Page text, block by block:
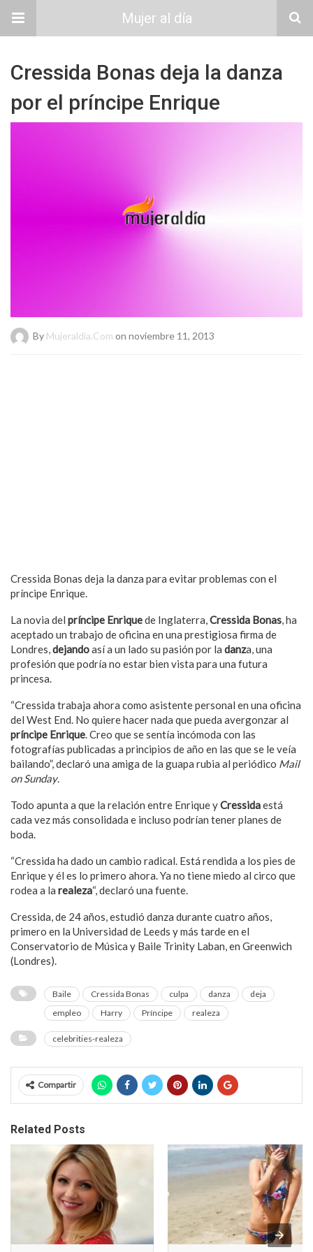
Mujer al día
Cressida Bonas deja la danza
por el príncipe Enrique
By Mujeraldia.com on noviembre 11, 2013
Cressida Bonas deja la danza para evitar problemas con el
príncipe Enrique.
La novia del príncipe Enriquede Inglaterra,Cressida Bonas, ha
aceptado un trabajo de oficina en una prestigiosa firma de
Londres,dejandoasí a un lado su pasión por la danza, una
profesión que podría no estar bien vista para una futura
princesa.
“Cressida trabaja ahora como asistente personal en una oficina
del West End. No quiere hacer nada que pueda avergonzar al
príncipe Enrique. Creo que se sentía incómoda con las
fotografías publicadas a principios de año en las que se le veía
bailando”, declaró una amiga de la guapa rubia al periódico Mail
on Sunday.
Todo apunta a que la relación entre Enrique yCressidaestá
cada vez más consolidada e incluso podrían tener planes de
boda.
“Cressida ha dado un cambio radical. Está rendida a los pies de
Enrique y él es lo primero ahora. Ya no tiene miedo al circo que
rodea a la realeza“, declaró una fuente.
Cressida, de 24 años, estudió danza durante cuatro años,
primero en la Universidad de Leeds y más tarde en el
Conservatorio de Música y Baile Trinity Laban, en Greenwich
(Londres).
Baile Cressida Bonas culpa danza
deja
empleo
Harry Príncipe realeza
celebrities-realeza
Compartir
Related Posts